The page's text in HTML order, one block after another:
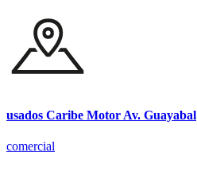
usados Caribe Motor Av. Guayabal
comercial